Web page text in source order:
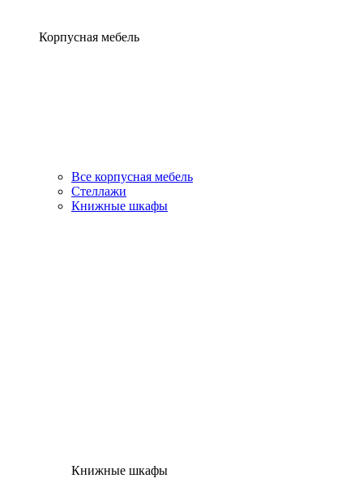
Корпусная мебель
Все корпусная мебель
Стеллажи
Книжные шкафы
Книжные шкафы